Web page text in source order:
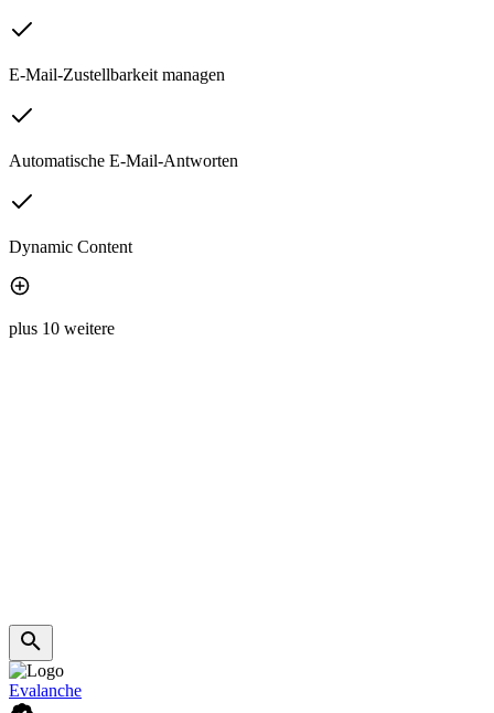
E-Mail-Zustellbarkeit managen
Automatische E-Mail-Antworten
Dynamic Content
plus 10 weitere
Evalanche